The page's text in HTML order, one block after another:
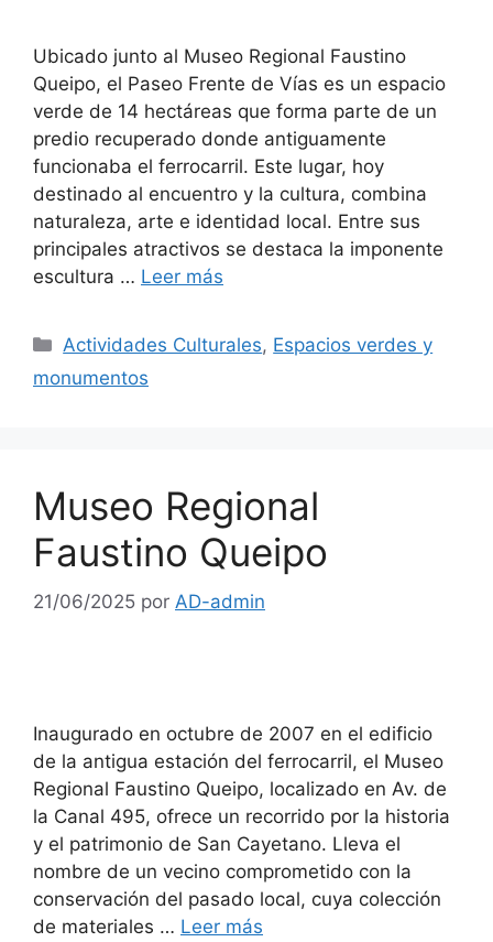
Ubicado junto al Museo Regional Faustino
Queipo, el Paseo Frente de Vías es un espacio
verde de 14 hectáreas que forma parte de un
predio recuperado donde antiguamente
funcionaba el ferrocarril. Este lugar, hoy
destinado al encuentro y la cultura, combina
naturaleza, arte e identidad local. Entre sus
principales atractivos se destaca la imponente
escultura … Leer más
Actividades Culturales, Espacios verdes y
monumentos
Museo Regional
Faustino Queipo
21/06/2025 por AD-admin
Inaugurado en octubre de 2007 en el edificio
de la antigua estación del ferrocarril, el Museo
Regional Faustino Queipo, localizado en Av. de
la Canal 495, ofrece un recorrido por la historia
y el patrimonio de San Cayetano. Lleva el
nombre de un vecino comprometido con la
conservación del pasado local, cuya colección
de materiales … Leer más